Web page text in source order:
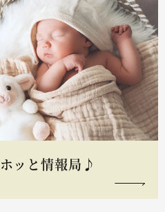
ッと情報局♪